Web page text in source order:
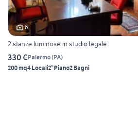
6
2 stanze luminose in studio legale
330 €Palermo(PA)
200 mq4 Locali2° Piano2 Bagni